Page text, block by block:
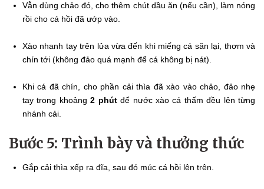
Vẫn dùng chảo đó, cho thêm chút dầu ăn (nếu cần), làm nóng
rồi cho cá hồi đã ướp vào.
Xào nhanh tay trên lửa vừa đến khi miếng cá săn lại, thơm và
chín tới (không đảo quá mạnh để cá không bị nát).
Khi cá đã chín, cho phần cải thìa đã xào vào chảo, đảo nhẹ
tay trong khoảng2 phútđể nước xào cá thấm đều lên từng
nhánh cải.
Bước 5: Trình bày và thưởng thức
Gắp cải thìa xếp ra đĩa, sau đó múc cá hồi lên trên.